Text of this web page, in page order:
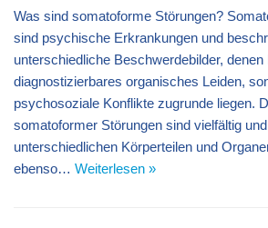
Was sind somatoforme Störungen?
sind psychische Erkrankungen und
unterschiedliche Beschwerdebilder, denen
diagnostizierbares organisches Leiden,
psychosoziale Konflikte zugrunde liegen.
somatoformer Störungen sind vielfältig
unterschiedlichen Körperteilen und
ebenso… Weiterlesen »